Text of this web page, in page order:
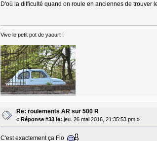
D'où la difficulté quand on roule en anciennes de trouver
Vive le petit pot de yaourt !
Re: roulements AR sur 500 R
« Réponse #33 le: jeu. 26 mai 2016, 21:35:53 pm »
C'est exactement ça Flo